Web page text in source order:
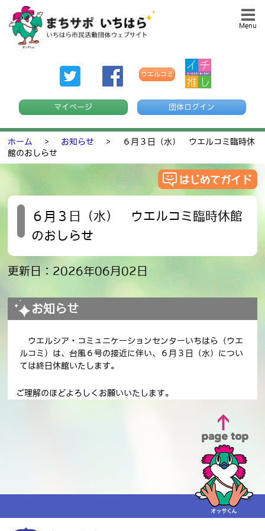
マイページ 団体ログイン
ウエルコミ
Menu
ホーム > お知らせ >
６月３日（水） ウエルコミ臨時休
館のおしらせ
６月３日（水） ウエルコミ臨時休館
のおしらせ
更新日：2026年06月02日
お知らせ
ウエルシア・コミュニケーションセンターいちはら（ウエ
ルコミ）は、台風６号の接近に伴い、６月３日（水）につい
ては終日休館いたします。
ご理解のほどよろしくお願いいたします。